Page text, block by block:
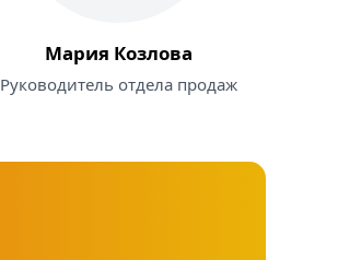
Мария Козлова
Руководитель отдела продаж